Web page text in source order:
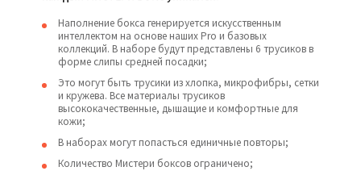
Наполнение бокса генерируется искусственным
интеллектом на основе наших Pro и базовых
коллекций. В наборе будут представлены 6 трусиков в
форме слипы средней посадки;
Это могут быть трусики из хлопка, микрофибры, сетки
и кружева. Все материалы трусиков
высококачественные, дышащие и комфортные для
кожи;
В наборах могут попасться единичные повторы;
Количество Мистери боксов ограничено;